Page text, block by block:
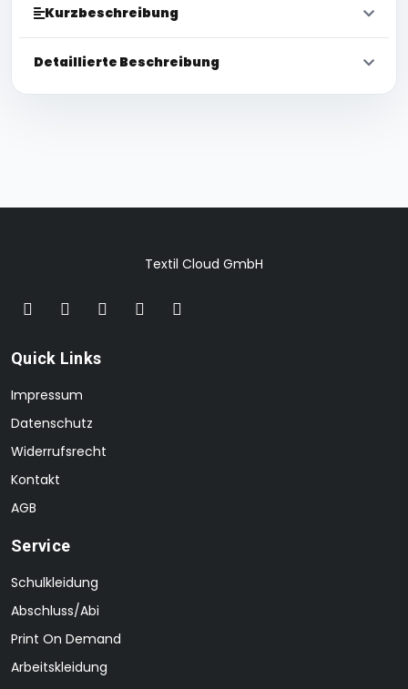
Kurzbeschreibung
Detaillierte Beschreibung
Textil Cloud GmbH
Quick Links
Impressum
Datenschutz
Widerrufsrecht
Kontakt
AGB
Service
Schulkleidung
Abschluss/Abi
Print On Demand
Arbeitskleidung